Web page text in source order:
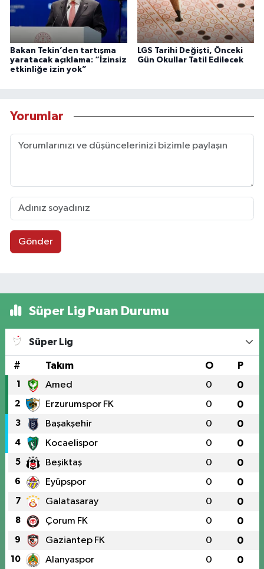
Bakan Tekin’den tartışma
yaratacak açıklama: “İzinsiz
etkinliğe izin yok”
LGS Tarihi Değişti, Önceki
Gün Okullar Tatil Edilecek
Yorumlar
Gönder
Süper Lig Puan Durumu
Süper Lig
# Takım O P
1 Amed 0 0
2 Erzurumspor FK 0 0
3 Başakşehir 0 0
4 Kocaelispor 0 0
5 Beşiktaş 0 0
6 Eyüpspor 0 0
7 Galatasaray 0 0
8 Çorum FK 0 0
9 Gaziantep FK 0 0
10 Alanyaspor 0 0